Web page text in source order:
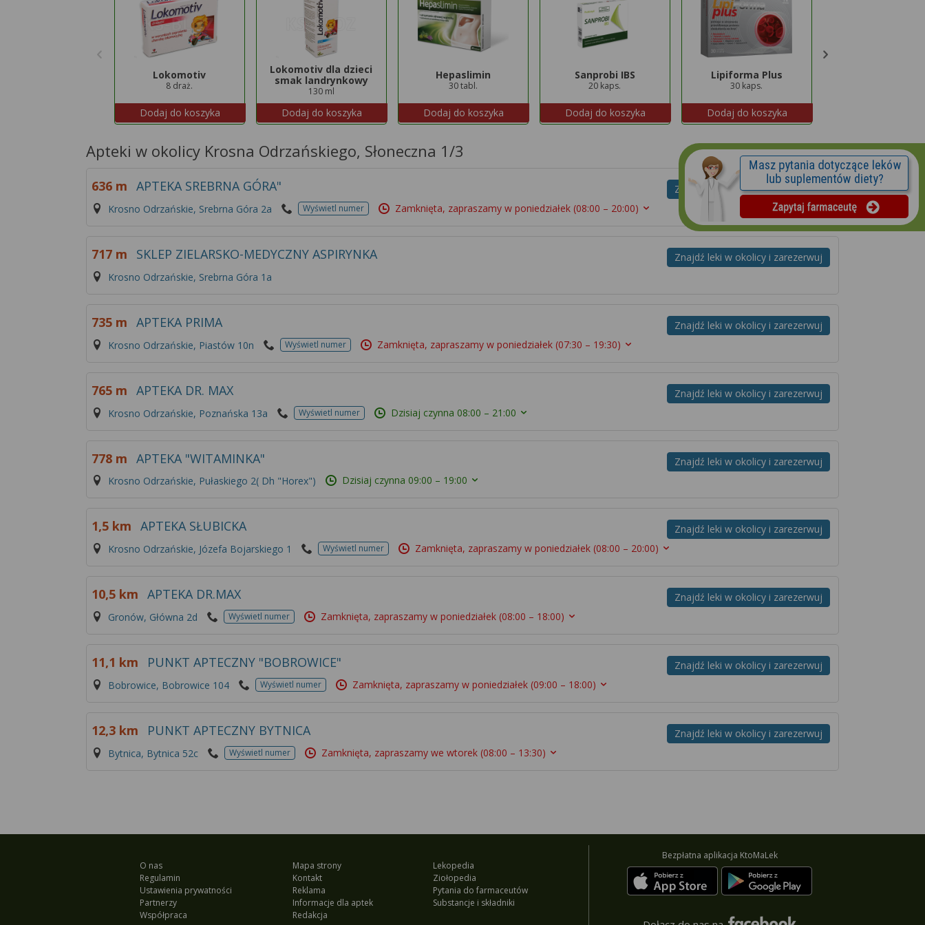
Lokomotiv
8 draż.
Dodaj do koszyka
Lokomotiv dla dzieci
smak landrynkowy
130 ml
Dodaj do koszyka
Hepaslimin
30 tabl.
Dodaj do koszyka
Sanprobi IBS
20 kaps.
Dodaj do koszyka
Lipiforma Plus
30 kaps.
Dodaj do koszyka
Apteki w okolicy Krosna Odrzańskiego, Słoneczna 1/3
Znajdź leki w okolicy i zarezerwuj
636 m APTEKA SREBRNA GÓRA"
Krosno Odrzańskie, Srebrna Góra 2a Wyświetl numer Zamknięta, zapraszamy w poniedziałek (08:00 – 20:00)
Znajdź leki w okolicy i zarezerwuj
717 m SKLEP ZIELARSKO-MEDYCZNY ASPIRYNKA
Krosno Odrzańskie, Srebrna Góra 1a
Znajdź leki w okolicy i zarezerwuj
735 m APTEKA PRIMA
Krosno Odrzańskie, Piastów 10n Wyświetl numer Zamknięta, zapraszamy w poniedziałek (07:30 – 19:30)
Znajdź leki w okolicy i zarezerwuj
765 m APTEKA DR. MAX
Krosno Odrzańskie, Poznańska 13a Wyświetl numer Dzisiaj czynna 08:00 – 21:00
Znajdź leki w okolicy i zarezerwuj
778 m APTEKA "WITAMINKA"
Krosno Odrzańskie, Pułaskiego 2( Dh "Horex") Dzisiaj czynna 09:00 – 19:00
Znajdź leki w okolicy i zarezerwuj
1,5 km APTEKA SŁUBICKA
Krosno Odrzańskie, Józefa Bojarskiego 1 Wyświetl numer Zamknięta, zapraszamy w poniedziałek (08:00 – 20:00)
Znajdź leki w okolicy i zarezerwuj
10,5 km APTEKA DR.MAX
Gronów, Główna 2d Wyświetl numer Zamknięta, zapraszamy w poniedziałek (08:00 – 18:00)
Znajdź leki w okolicy i zarezerwuj
11,1 km PUNKT APTECZNY "BOBROWICE"
Bobrowice, Bobrowice 104 Wyświetl numer Zamknięta, zapraszamy w poniedziałek (09:00 – 18:00)
Znajdź leki w okolicy i zarezerwuj
12,3 km PUNKT APTECZNY BYTNICA
Bytnica, Bytnica 52c Wyświetl numer Zamknięta, zapraszamy we wtorek (08:00 – 13:30)
O nas
Regulamin
Ustawienia prywatności
Partnerzy
Współpraca
Mapa strony
Kontakt
Reklama
Informacje dla aptek
Redakcja
Lekopedia
Ziołopedia
Pytania do farmaceutów
Substancje i składniki
Bezpłatna aplikacja KtoMaLek